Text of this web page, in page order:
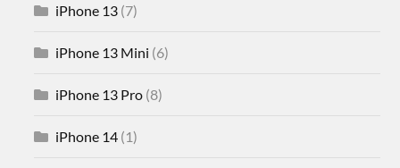
iPhone 13 (7)
iPhone 13 Mini (6)
iPhone 13 Pro (8)
iPhone 14 (1)